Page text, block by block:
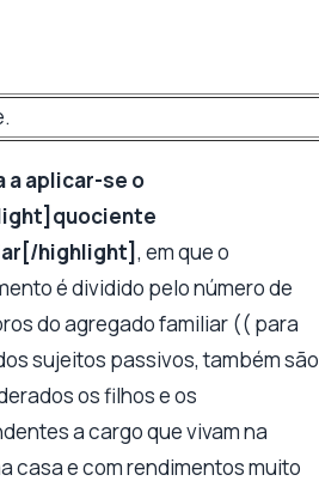
a aplicar-se o
highlight] , em que o
é dividido pelo número de
do agregado familiar (( para
sujeitos passivos, também são
os filhos e os
a cargo que vivam na
casa e com rendimentos muito